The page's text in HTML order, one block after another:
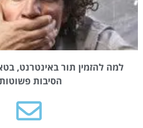
למה להזמין תור באינטרנט,
הסיבות